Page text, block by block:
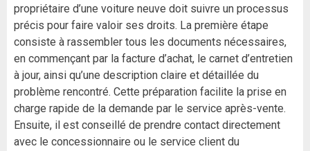
propriétaire d’une voiture neuve doit suivre un processus
précis pour faire valoir ses droits. La première étape
consiste à rassembler tous les documents nécessaires,
en commençant par la facture d’achat, le carnet d’entretien
à jour, ainsi qu’une description claire et détaillée du
problème rencontré. Cette préparation facilite la prise en
charge rapide de la demande par le service après-vente.
Ensuite, il est conseillé de prendre contact directement
avec le concessionnaire ou le service client du